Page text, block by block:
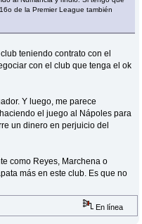
de la Premier League también
teniendo contrato con el
con el club que tenga el ok
Y luego, me parece
el juego al Nápoles para
un dinero en perjuicio del
como Reyes, Marchena o
más en este club. Es que no
En línea